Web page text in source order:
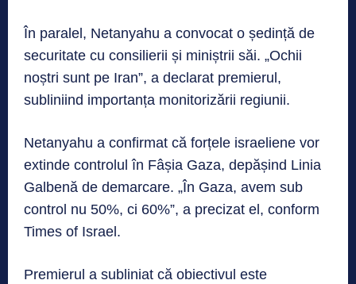
În paralel, Netanyahu a convocat o ședință de
securitate cu consilierii și miniștrii săi. „Ochii
noștri sunt pe Iran”, a declarat premierul,
subliniind importanța monitorizării regiunii.
Netanyahu a confirmat că forțele israeliene vor
extinde controlul în Fâșia Gaza, depășind Linia
Galbenă de demarcare. „În Gaza, avem sub
control nu 50%, ci 60%”, a precizat el, conform
Times of Israel.
Premierul a subliniat că obiectivul este